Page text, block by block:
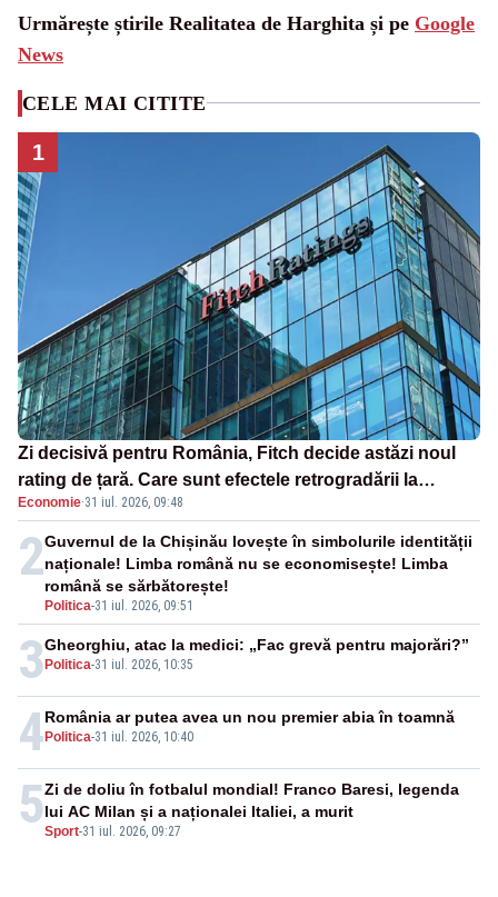
Urmărește știrile Realitatea de Harghita și pe Google
News
CELE MAI CITITE
1
Zi decisivă pentru România, Fitch decide astăzi noul
rating de țară. Care sunt efectele retrogradării la
categoria „junk”
Economie·31 iul. 2026, 09:48
2
Politica-31 iul. 2026, 09:51
Guvernul de la Chișinău lovește în simbolurile identității
naționale! Limba română nu se economisește! Limba
română se sărbătorește!
3 Politica-31 iul. 2026, 10:35
Gheorghiu, atac la medici: „Fac grevă pentru majorări?”
4 Politica-31 iul. 2026, 10:40
România ar putea avea un nou premier abia în toamnă
5Sport-31 iul. 2026, 09:27
Zi de doliu în fotbalul mondial! Franco Baresi, legenda
lui AC Milan și a naționalei Italiei, a murit